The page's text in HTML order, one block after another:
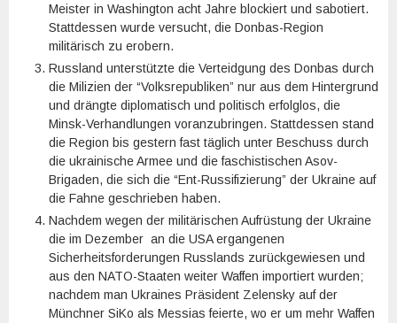
Meister in Washington acht Jahre blockiert und sabotiert.
Stattdessen wurde versucht, die Donbas-Region
militärisch zu erobern.
Russland unterstützte die Verteidgung des Donbas durch
die Milizien der “Volksrepubliken” nur aus dem Hintergrund
und drängte diplomatisch und politisch erfolglos, die
Minsk-Verhandlungen voranzubringen. Stattdessen stand
die Region bis gestern fast täglich unter Beschuss durch
die ukrainische Armee und die faschistischen Asov-
Brigaden, die sich die “Ent-Russifizierung” der Ukraine auf
die Fahne geschrieben haben.
Nachdem wegen der militärischen Aufrüstung der Ukraine
die im Dezember an die USA ergangenen
Sicherheitsforderungen Russlands zurückgewiesen und
aus den NATO-Staaten weiter Waffen importiert wurden;
nachdem man Ukraines Präsident Zelensky auf der
Münchner SiKo als Messias feierte, wo er um mehr Waffen